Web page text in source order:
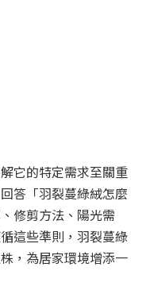
它的特定需求至關重
答「羽裂蔓綠絨怎麼
修剪方法、陽光需
這些準則，羽裂蔓綠
，為居家環境增添一